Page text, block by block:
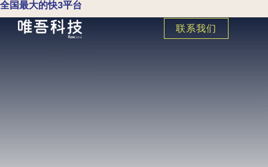
全国最大的快3平台
联系我们